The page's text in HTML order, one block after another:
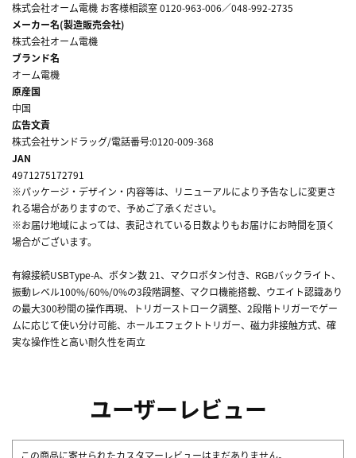
株式会社オーム電機 お客様相談室 0120-963-006／048-992-2735
メーカー名(製造販売会社)
株式会社オーム電機
ブランド名
オーム電機
原産国
中国
広告文責
株式会社サンドラッグ/電話番号:0120-009-368
JAN
4971275172791
※パッケージ・デザイン・内容等は、リニューアルにより予告なしに変更さ
れる場合がありますので、予めご了承ください。
※お届け地域によっては、表記されている日数よりもお届けにお時間を頂く
場合がございます。
有線接続USBType-A、ボタン数 21、マクロボタン付き、RGBバックライト、
振動レベル100%/60%/0%の3段階調整、マクロ機能搭載、ウエイト認識あり
の最大300秒間の操作再現、トリガーストローク調整、2段階トリガーでゲー
ムに応じて使い分け可能、ホールエフェクトトリガー、磁力非接触方式、確
実な操作性と高い耐久性を両立
ユーザーレビュー
この商品に寄せられたカスタマーレビューはまだありません。